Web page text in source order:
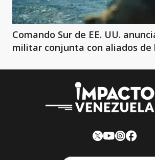
Comando Sur de EE. UU.
militar conjunta con aliados de